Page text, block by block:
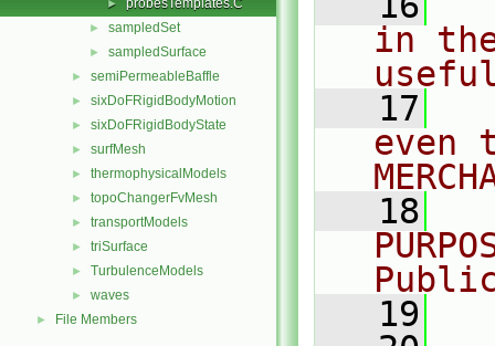
► probesTemplates.C
► sampledSet
► sampledSurface
► semiPermeableBaffle
► sixDoFRigidBodyMotion
► sixDoFRigidBodyState
► surfMesh
► thermophysicalModels
► topoChangerFvMesh
► transportModels
► triSurface
► TurbulenceModels
► waves
► File Members
in
   17
even
   18
   19